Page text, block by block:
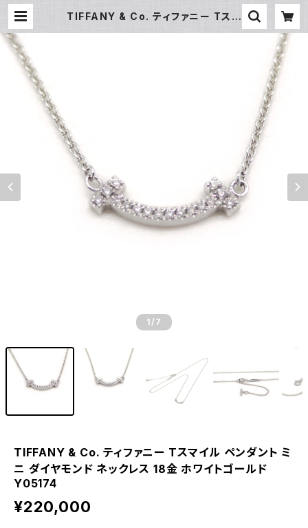
TIFFANY & Co. ティファニー Tスマ
1 /7
TIFFANY & Co. ティファニー Tスマイル ペンダント ミ
ニ ダイヤモンド ネックレス 18金 ホワイトゴールド
Y05174
¥220,000